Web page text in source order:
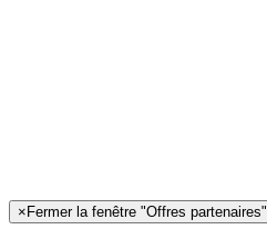
× Fermer la fenêtre "Offres partenaires"